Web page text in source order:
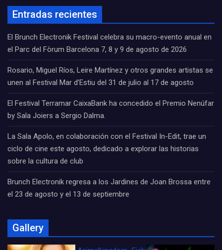
Entradas recientes
El Brunch Electronik Festival celebra su macro-evento anual en
el Parc del Fòrum Barcelona 7, 8 y 9 de agosto de 2026
Rosario, Miguel Ríos, Leire Martínez y otros grandes artistas se
unen al Festival Mar d’Estiu del 31 de julio al 17 de agosto
El Festival Terramar CaixaBank ha concedido el Premio Nenúfar
by Sala Joiers a Sergio Dalma.
La Sala Apolo, en colaboración con el Festival In-Edit, trae un
ciclo de cine este agosto, dedicado a explorar las historias
sobre la cultura de club
Brunch Electronik regresa a los Jardines de Joan Brossa entre
el 23 de agosto y el 13 de septiembre
Gallery